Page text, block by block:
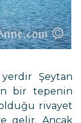
Şeytan
bir tepenin
rivayet
gelir. Ancak